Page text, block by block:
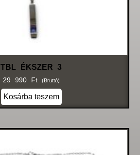
TBL ÉKSZER 3
29 990 Ft (bruttó)
Kosárba teszem